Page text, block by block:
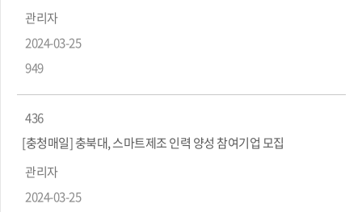
관리자
2024-03-25
949
436
[충청매일] 충북대, 스마트제조 인력 양성 참여기업 모집
관리자
2024-03-25